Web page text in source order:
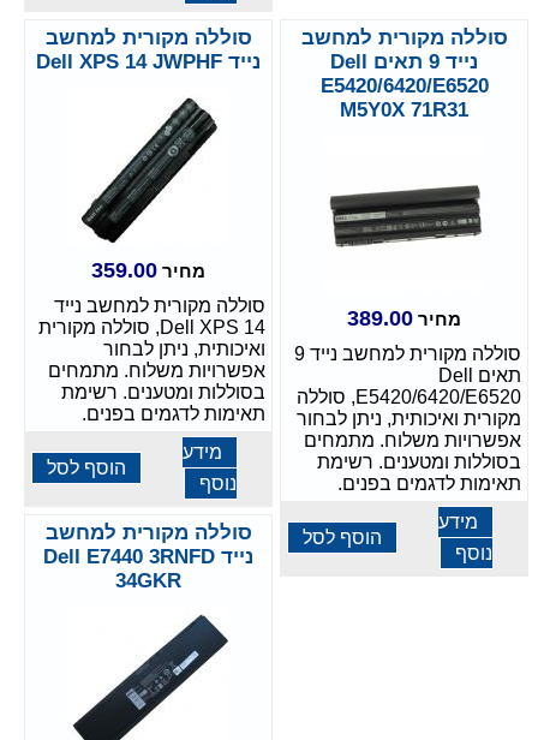
סוללה מקורית למחשב
נייד 9 תאים Dell
E5420/6420/E6520
M5Y0X 71R31
מחיר 389.00
סוללה מקורית למחשב נייד 9
תאים Dell
E5420/6420/E6520, סוללה
מקורית ואיכותית, ניתן לבחור
אפשרויות משלוח. מתמחים
בסוללות ומטענים. רשימת
תאימות לדגמים בפנים.
מידע
נוסף
הוסף לסל
סוללה מקורית למחשב
נייד Dell XPS 14 JWPHF
מחיר 359.00
סוללה מקורית למחשב נייד
Dell XPS 14, סוללה מקורית
ואיכותית, ניתן לבחור
אפשרויות משלוח. מתמחים
בסוללות ומטענים. רשימת
תאימות לדגמים בפנים.
מידע
נוסף
הוסף לסל
סוללה מקורית למחשב
נייד Dell E7440 3RNFD
34GKR